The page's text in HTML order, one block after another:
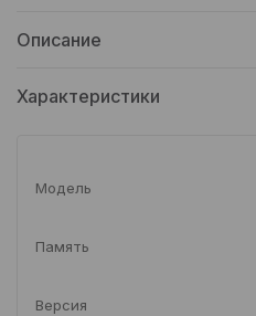
Описание
Характеристики
Модель
Память
Версия